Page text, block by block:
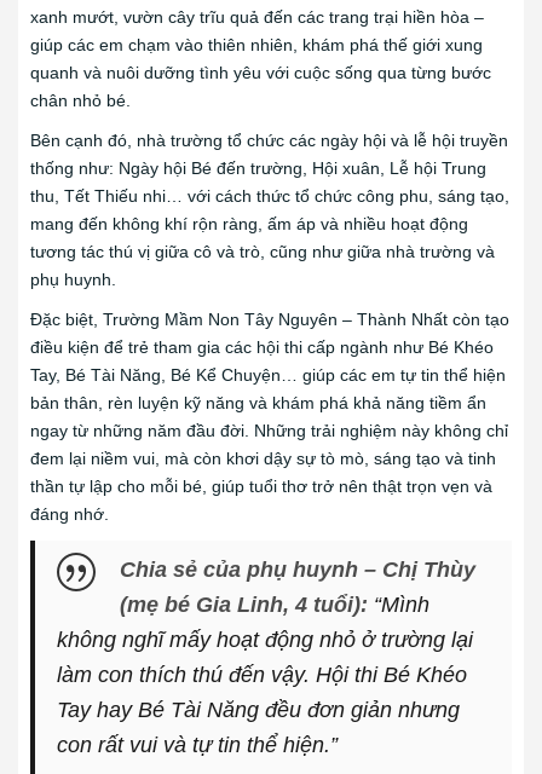
xanh mướt, vườn cây trĩu quả đến các trang trại hiền hòa –
giúp các em chạm vào thiên nhiên, khám phá thế giới xung
quanh và nuôi dưỡng tình yêu với cuộc sống qua từng bước
chân nhỏ bé.
Bên cạnh đó, nhà trường tổ chức các ngày hội và lễ hội truyền
thống như: Ngày hội Bé đến trường, Hội xuân, Lễ hội Trung
thu, Tết Thiếu nhi… với cách thức tổ chức công phu, sáng tạo,
mang đến không khí rộn ràng, ấm áp và nhiều hoạt động
tương tác thú vị giữa cô và trò, cũng như giữa nhà trường và
phụ huynh.
Đặc biệt, Trường Mầm Non Tây Nguyên – Thành Nhất còn tạo
điều kiện để trẻ tham gia các hội thi cấp ngành như Bé Khéo
Tay, Bé Tài Năng, Bé Kể Chuyện… giúp các em tự tin thể hiện
bản thân, rèn luyện kỹ năng và khám phá khả năng tiềm ẩn
ngay từ những năm đầu đời. Những trải nghiệm này không chỉ
đem lại niềm vui, mà còn khơi dậy sự tò mò, sáng tạo và tinh
thần tự lập cho mỗi bé, giúp tuổi thơ trở nên thật trọn vẹn và
đáng nhớ.
Chia sẻ của phụ huynh – Chị Thùy
(mẹ bé Gia Linh, 4 tuổi): “Mình
không nghĩ mấy hoạt động nhỏ ở trường lại
làm con thích thú đến vậy. Hội thi Bé Khéo
Tay hay Bé Tài Năng đều đơn giản nhưng
con rất vui và tự tin thể hiện.”